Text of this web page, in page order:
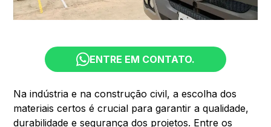
ENTRE EM CONTATO.
Na indústria e na construção civil, a escolha dos
materiais certos é crucial para garantir a qualidade,
durabilidade e segurança dos projetos. Entre os